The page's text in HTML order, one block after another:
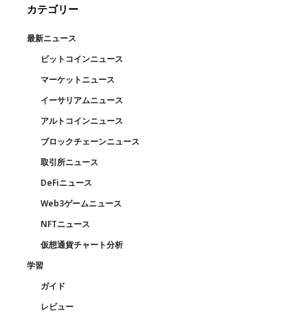
カテゴリー
最新ニュース
ビットコインニュース
マーケットニュース
イーサリアムニュース
アルトコインニュース
ブロックチェーンニュース
取引所ニュース
DeFiニュース
Web3ゲームニュース
NFTニュース
仮想通貨チャート分析
学習
ガイド
レビュー